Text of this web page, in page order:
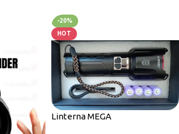
-20%
HOT
Linterna MEGA